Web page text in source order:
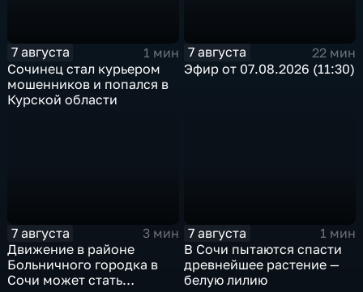
7 августа
1 мин
Сочинец стал курьером
мошенников и попался в
Курской области
7 августа
22 мин
Эфир от 07.08.2026 (11:30)
7 августа
3 мин
Движение в районе
Больничного городка в
Сочи может стать
7 августа
1 мин
В Сочи пытаются спасти
древнейшее растение —
белую лилию